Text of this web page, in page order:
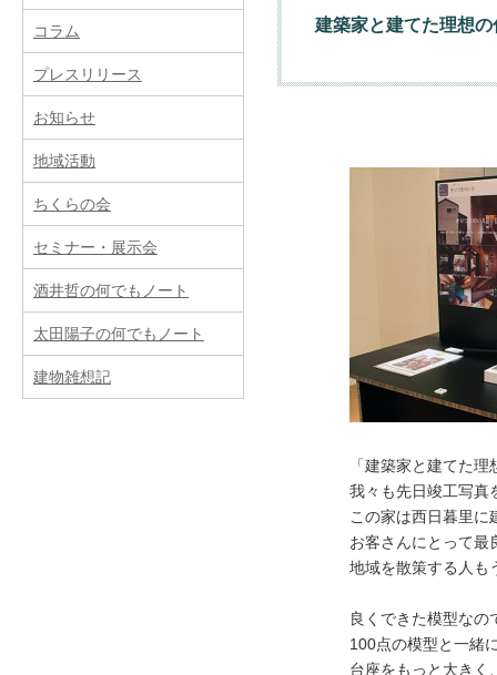
5つのテーマ
提供サービス
新築
リフォーム（改築
費用
事務所案内
所属建築士
建築家と建てた理想
「建築家と建てた
我々も先日竣工写真
この家は西日暮里に
お客さんにとって最
地域を散策する人も
良くできた模型なの
100点の模型と一緒
台座をもっと大きく
コラム
プレスリリース
お知らせ
地域活動
ちくらの会
セミナー・展示会
酒井哲の何でもノート
太田陽子の何でもノート
建物雑想記